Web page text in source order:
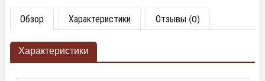
Обзор Характеристики Отзывы (0)
Характеристики